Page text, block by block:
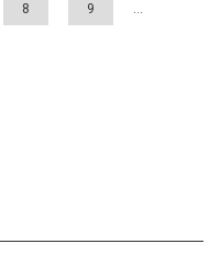
8 9 …